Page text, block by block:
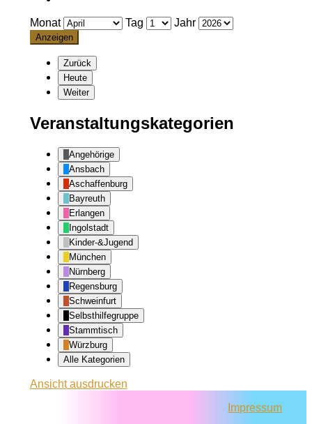
Monat Tag Jahr
Zurück
Heute
Weiter
Veranstaltungskategorien
Angehörige
Ansbach
Aschaffenburg
Bayreuth
Erlangen
Ingolstadt
Kinder-&Jugend
München
Nürnberg
Regensburg
Schweinfurt
Selbsthilfegruppe
Stammtisch
Würzburg
Alle Kategorien
Ansichtausdrucken
Impressum